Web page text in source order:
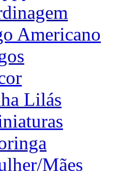
Americano
Lilás
Mães